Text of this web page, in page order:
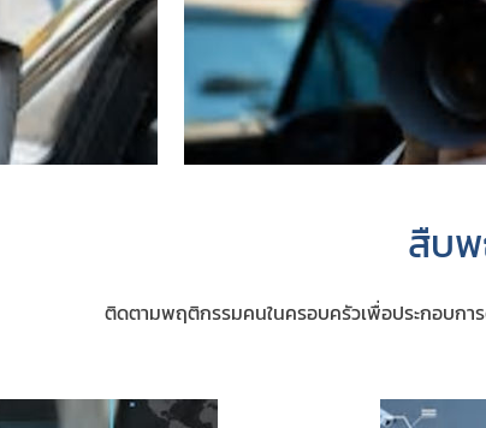
สืบ
ติดตามพฤติกรรมคนในครอบครัวเพื่อประกอบก